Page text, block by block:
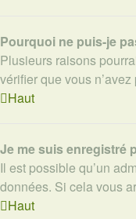
Pourquoi ne puis-je
Plusieurs raisons
vérifier que vous
Haut
Je me suis enregistré
Il est possible qu’un
données. Si cela vous
Haut